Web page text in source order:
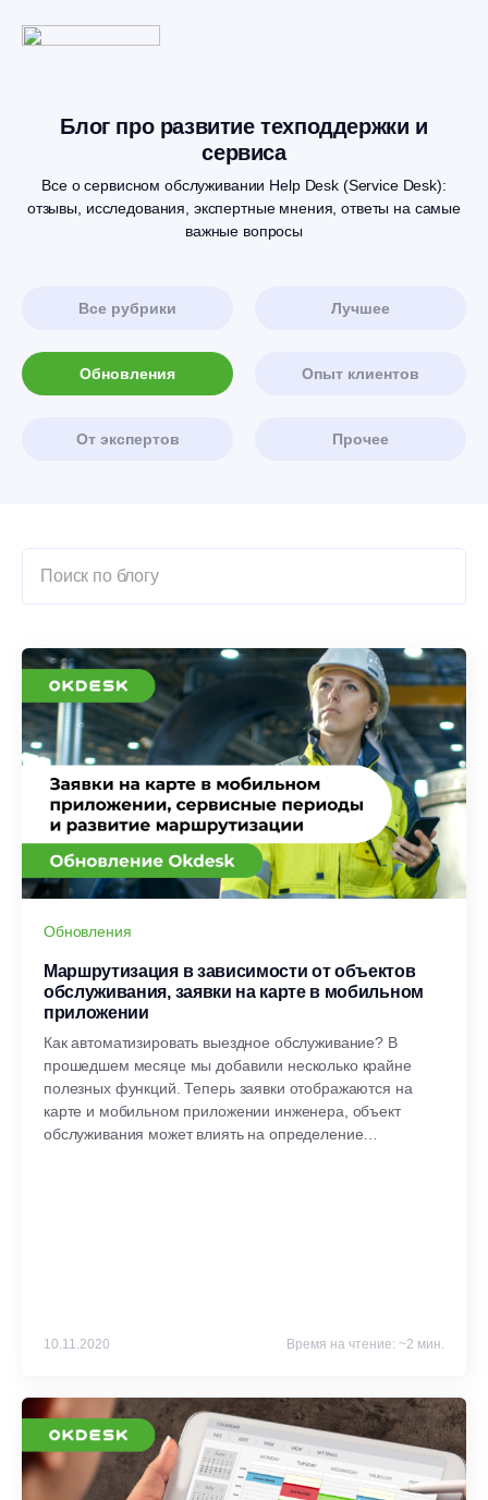
Блог про развитие техподдержки и
сервиса
Все о сервисном обслуживании Help Desk (Service Desk):
отзывы, исследования, экспертные мнения, ответы на самые
важные вопросы
Все рубрики Лучшее
Обновления Опыт клиентов
От экспертов Прочее
Обновления
Маршрутизация в зависимости от объектов
обслуживания, заявки на карте в мобильном
приложении
Как автоматизировать выездное обслуживание? В
прошедшем месяце мы добавили несколько крайне
полезных функций. Теперь заявки отображаются на
карте и мобильном приложении инженера, объект
обслуживания может влиять на определение
10.11.2020 Время на чтение: ~2 мин.